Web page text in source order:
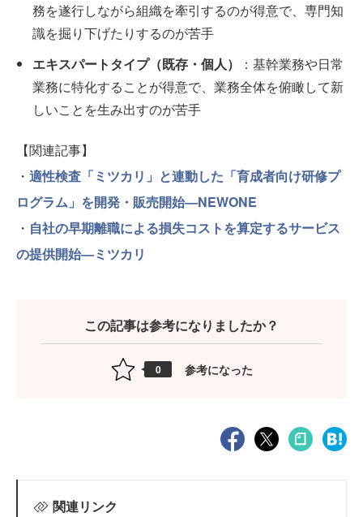
務を遂行しながら組織を牽引するのが得意で、専門知
識を掘り下げたりするのが苦手
エキスパートタイプ（既存・個人）
：基幹業務や日常
業務に特化することが得意で、業務全体を俯瞰して新
しいことを生み出すのが苦手
【関連記事】
・ 適性検査「ミツカリ」と連動した「育成者向け研修プ
ログラム」を開発・販売開始―NEWONE
・ 自社の早期離職による損失コストを算定するサービス
の提供開始―ミツカリ
この記事は参考になりましたか？
0 参考になった
関連リンク